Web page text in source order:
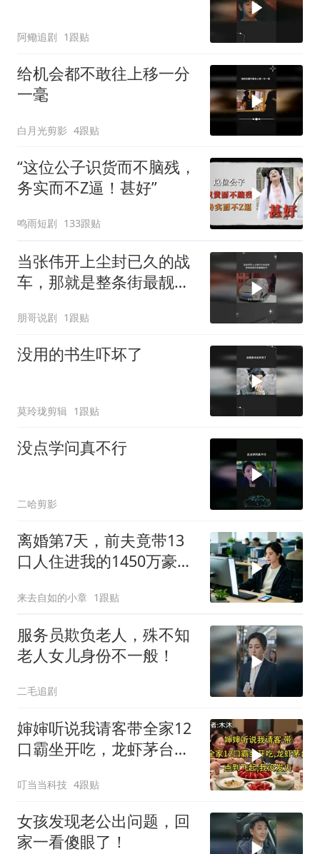
阿鳓追剧 1跟贴
给机会都不敢往上移一分
一毫
白月光剪影 4跟贴
“这位公子识货而不脑残，
务实而不Z逼！甚好”
鸣雨短剧 133跟贴
当张伟开上尘封已久的战
车，那就是整条街最靓的
朋哥说剧 1跟贴
没用的书生吓坏了
莫玲珑剪辑 1跟贴
没点学问真不行
二哈剪影
离婚第7天，前夫竟带13
口人住进我的1450万豪
来去自如的小章 1跟贴
服务员欺负老人，殊不知
老人女儿身份不一般！
二毛追剧
婶婶听说我请客带全家12
口霸坐开吃，龙虾茅台点
叮当当科技 4跟贴
女孩发现老公出问题，回
家一看傻眼了！